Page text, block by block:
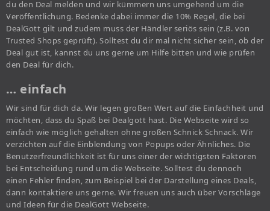
du den Deal melden und wir kümmern uns umgehend um die
Veröffentlichung. Bedenke dabei immer die 10% Regel, die bei
DealGott gilt und zudem muss der Händler seriös sein (z.B. von
Trusted Shops geprüft). Solltest du dir mal nicht sicher sein, ob der
Deal gut ist, kannst du uns gerne um Hilfe bitten und wie prüfen
den Deal für dich.
… einfach
Wir sind für dich da. Wir legen großen Wert auf die Einfachheit und
möchten, dass du Spaß bei Dealgott hast. Die Webseite wird so
einfach wie möglich gehalten ohne großen Schnick Schnack. Wir
verzichten auf die Einblendung von Popups oder Ähnliches. Die
Benutzerfreundlichkeit ist für uns einer der wichtigsten Faktoren
bei Entscheidung rund um die Webseite. Solltest du dennoch
einen Fehler finden, zum Beispiel bei der Darstellung eines Deals,
dann kontaktiere uns gerne. Wir freuen uns auch über Vorschläge
und Ideen für die DealGott Webseite.